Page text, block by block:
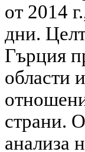
от 2014
дни.
Гърция
области
страни.
анализа